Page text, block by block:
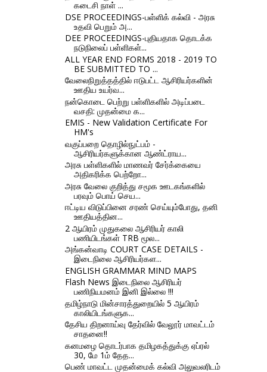
கடைசி நாள் ...
DSE PROCEEDINGS-பள்ளிக் கல்வி - அரசு
உதவி பெறும் அ...
DEE PROCEEDINGS-புதியதாக தொடக்க
நடுநிலைப் பள்ளிகள்...
ALL YEAR END FORMS 2018 - 2019 TO
BE SUBMITTED TO ...
வேலைநிறுத்தத்தில் ஈடுபட்ட ஆசிரியர்களின்
ஊதிய உயர்வ...
நன்கொடை பெற்று பள்ளிகளில் அடிப்படை
வசதி: முதன்மை க...
EMIS - New Validation Certificate For
HM's
வகுப்பறை தொழில்நுட்பம் -
ஆசிரியர்களுக்கான ஆண்ட்ராய...
அரசு பள்ளிகளில் மாணவர் சேர்க்கையை
அதிகரிக்க பெற்றோ...
அரசு வேலை குறித்து சமூக ஊடகங்களில்
பரவும் பொய் செய...
ஈட்டிய விடுப்பினை சரண் செய்யும்போது, தனி
ஊதியத்தின...
2 ஆயிரம் முதுகலை ஆசிரியர் காலி
பணியிடங்கள் TRB மூல...
அங்கன்வாடி COURT CASE DETAILS -
இடைநிலை ஆசிரியர்கள...
ENGLISH GRAMMAR MIND MAPS
Flash News இடைநிலை ஆசிரியர்
பணிநியமனம் இனி இல்லை !!!
தமிழ்நாடு மின்சாரத்துறையில் 5 ஆயிரம்
காலியிடங்களுக...
தேசிய திறனாய்வு தேர்வில் வேலூர் மாவட்டம்
சாதனை!!
கனமழை தொடர்பாக தமிழகத்துக்கு ஏப்ரல்
30, மே 1ம் தேத...
பெண் மாவட்ட முதன்மைக் கல்வி அலுவலரிடம்